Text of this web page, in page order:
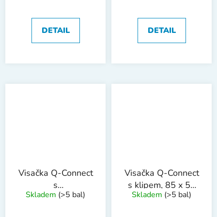
DETAIL DETAIL
Visačka Q-Connect
s
klipem,60x90mm,25
Skladem (>5 bal)
Visačka Q-Connect
s klipem, 85 x 54
mm, 10 ks
Skladem (>5 bal)